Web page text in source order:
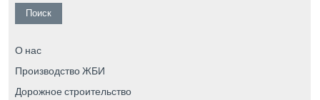
О нас
Производство ЖБИ
Дорожное строительство